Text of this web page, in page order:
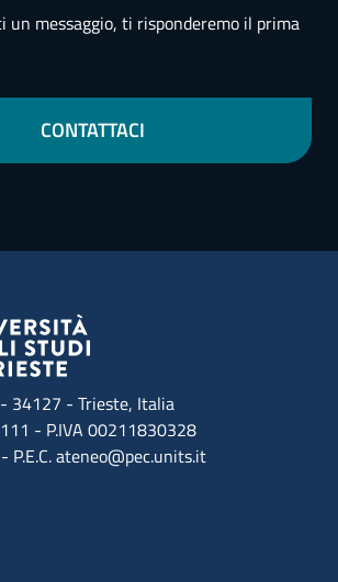
un messaggio, ti risponderemo il prima
CONTATTACI
34127 - Trieste, Italia
- P.IVA 00211830328
P.E.C. ateneo@pec.units.it